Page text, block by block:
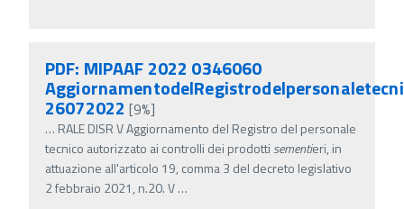
PDF: MIPAAF 2022 0346060
26072022 [9%]
… RALE DISR V Aggiornamento del Registro del personale
tecnico autorizzato ai controlli dei prodotti sementieri, in
attuazione all'articolo 19, comma 3 del decreto legislativo
2 febbraio 2021, n.20. V…